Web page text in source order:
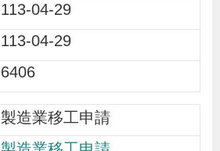
113-04-29
113-04-29
6406
製造業移工申請